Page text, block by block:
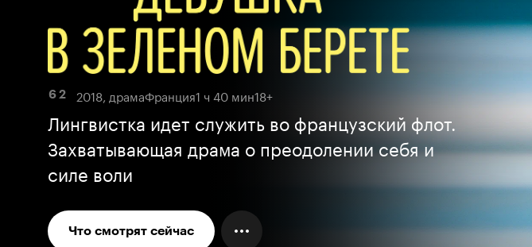
6 2 2018, драмаФранция1 ч 40 мин18+
Лингвистка идет служить во французский флот.
Захватывающая драма о преодолении себя и
силе воли
Что смотрят сейчас